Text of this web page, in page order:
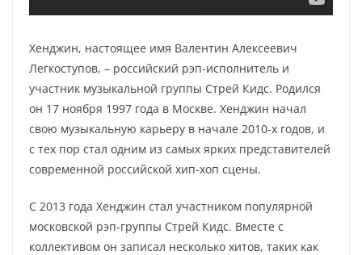
Хенджин, настоящее имя Валентин Алексеевич
Легкоступов, – российский рэп-исполнитель и
участник музыкальной группы Стрей Кидс. Родился
он 17 ноября 1997 года в Москве. Хенджин начал
свою музыкальную карьеру в начале 2010-х годов, и
с тех пор стал одним из самых ярких представителей
современной российской хип-хоп сцены.
C 2013 года Хенджин стал участником популярной
московской рэп-группы Стрей Кидс. Вместе с
коллективом он записал несколько хитов, таких как